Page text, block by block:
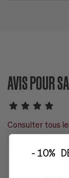
AVIS POUR
Consulter tous
-10%